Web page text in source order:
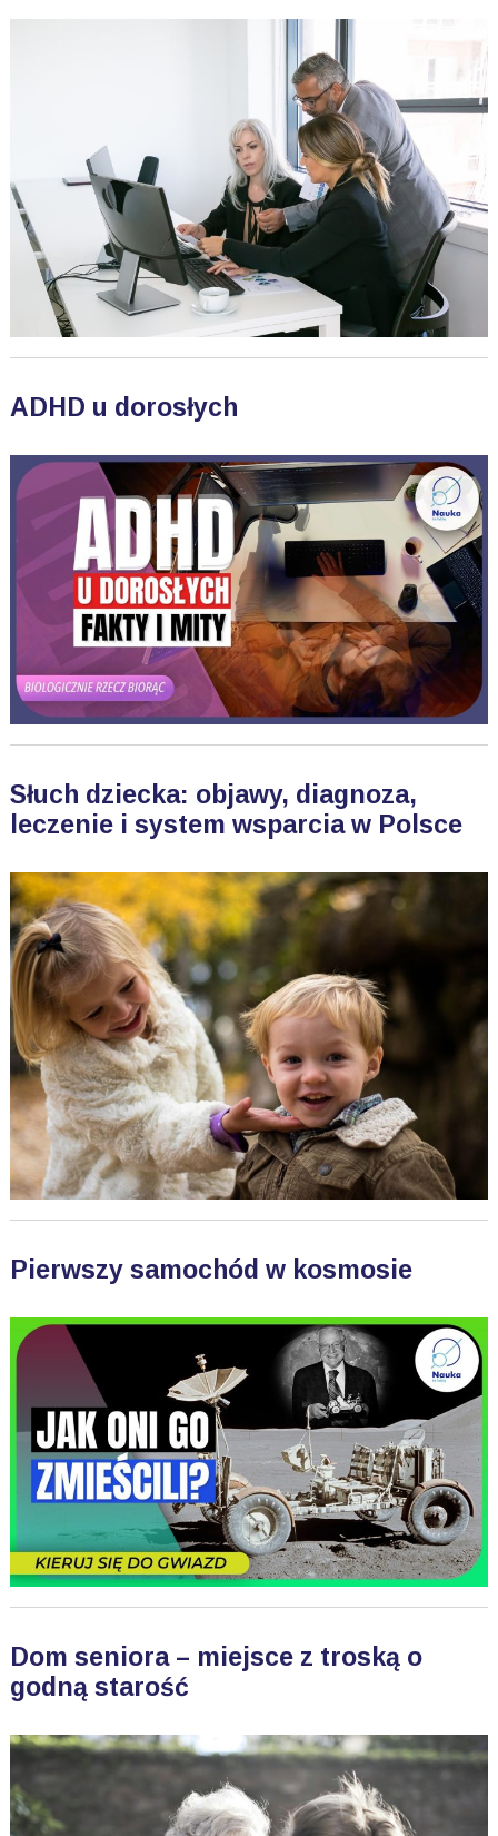
ADHD u dorosłych
Słuch dziecka: objawy, diagnoza,
leczenie i system wsparcia w Polsce
Pierwszy samochód w kosmosie
Dom seniora – miejsce z troską o
godną starość